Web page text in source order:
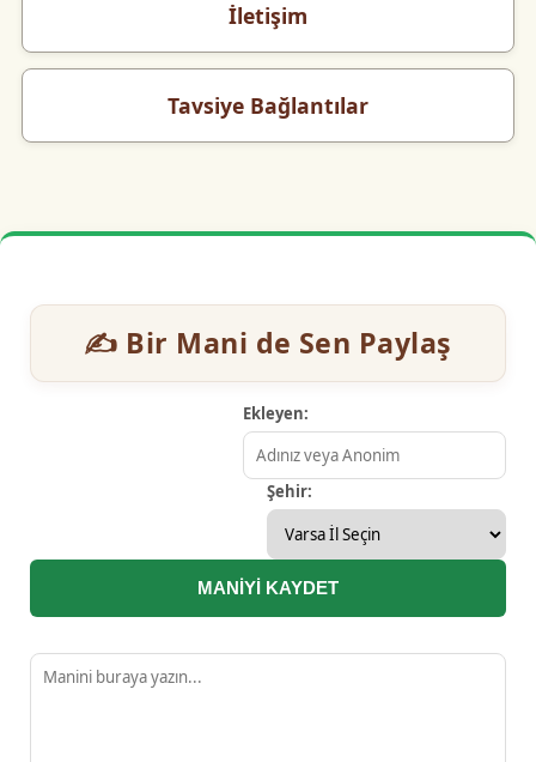
İletişim
Tavsiye Bağlantılar
✍️ Bir Mani de Sen Paylaş
Ekleyen:
Şehir:
MANİYİ KAYDET